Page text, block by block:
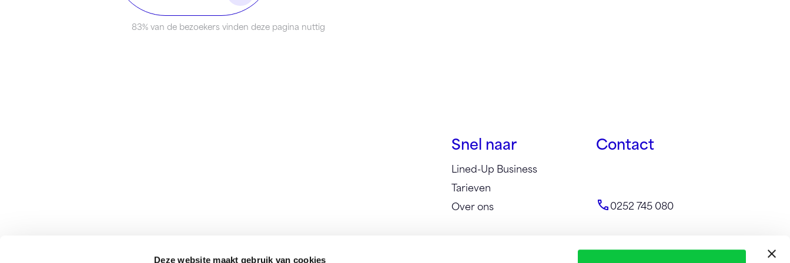
Deze website maakt gebruik van cookies
83% van de bezoekers vinden deze pagina nuttig
Snel naar
Lined-Up Business
Tarieven
Over ons
Contact
0252 745 080